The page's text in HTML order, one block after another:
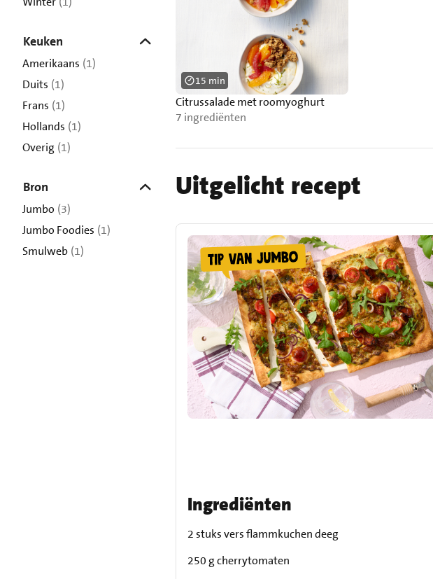
Keuken
Amerikaans (1)
Duits (1)
Frans (1)
Hollands (1)
Overig (1)
Bron
Jumbo (3)
Jumbo Foodies (1)
Smulweb (1)
Citrussalade met roomyoghurt
7 ingrediënten
15 min
Uitgelicht recept
Ingrediënten
2 stuks vers flammkuchen deeg
250 g cherrytomaten